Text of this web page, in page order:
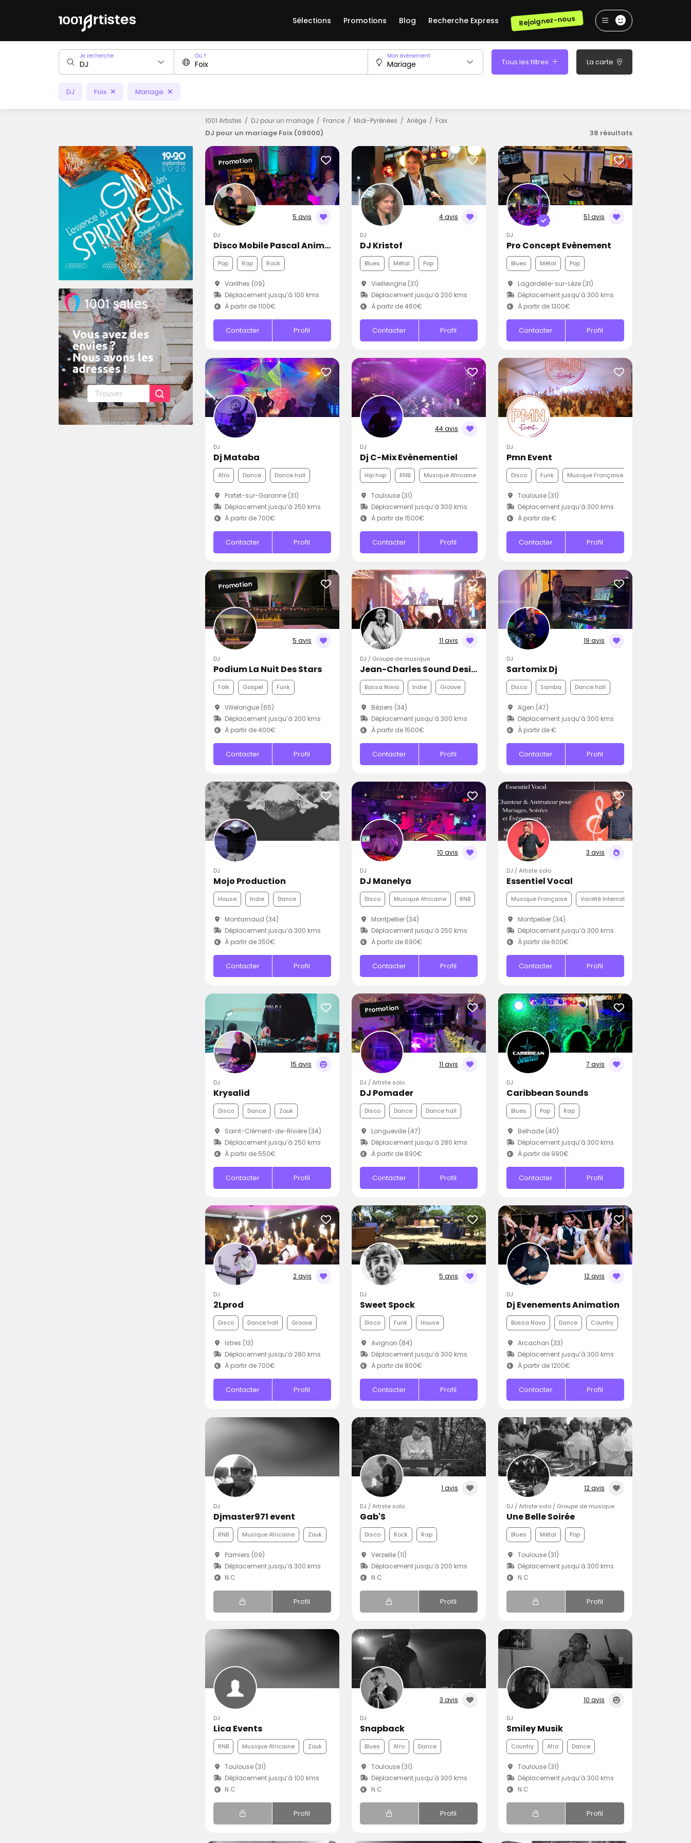
Sélections Promotions Blog Recherche Express Rejoignez-nous
Je recherche Où ? Mon événement
Tous les filtres La carte
DJ Foix Mariage
1001 Artistes DJ pour un mariage France Midi-Pyrénées Ariège Foix
DJ pour un mariage Foix (09000) 38 résultats
5 avis
Promotion
DJ
Disco Mobile Pascal Animation
Pop Rap Rock
Varilhes (09)
Déplacement jusqu’à 100 kms
À partir de 1100€
Contacter Profil
4 avis
DJ
DJ Kristof
Blues Métal Pop
Vieillevigne (31)
Déplacement jusqu’à 200 kms
À partir de 460€
Contacter Profil
51 avis
DJ
Pro Concept Evènement
Blues Métal Pop
Lagardelle-sur-Lèze (31)
Déplacement jusqu’à 300 kms
À partir de 1300€
Contacter Profil
DJ
Dj Mataba
Afro Dance Dance hall
Portet-sur-Garonne (31)
Déplacement jusqu’à 250 kms
À partir de 700€
Contacter Profil
44 avis
DJ
Dj C-Mix Evènementiel
Hip hop RNB Musique Africaine
Toulouse (31)
Déplacement jusqu’à 300 kms
À partir de 1500€
Contacter Profil
DJ
Pmn Event
Disco Funk Musique Française
Toulouse (31)
Déplacement jusqu’à 300 kms
À partir de €
Contacter Profil
5 avis
Promotion
DJ
Podium La Nuit Des Stars
Folk Gospel Funk
Villelongue (65)
Déplacement jusqu’à 200 kms
À partir de 400€
Contacter Profil
11 avis
DJ / Groupe de musique
Jean-Charles Sound Designer
Bossa Nova Indie Groove
Béziers (34)
Déplacement jusqu’à 300 kms
À partir de 1500€
Contacter Profil
19 avis
DJ
Sartomix Dj
Disco Samba Dance hall
Agen (47)
Déplacement jusqu’à 300 kms
À partir de €
Contacter Profil
DJ
Mojo Production
House Indie Dance
Montarnaud (34)
Déplacement jusqu’à 300 kms
À partir de 350€
Contacter Profil
10 avis
DJ
DJ Manelya
Disco Musique Africaine RNB
Montpellier (34)
Déplacement jusqu’à 250 kms
À partir de 690€
Contacter Profil
3 avis
DJ / Artiste solo
Essentiel Vocal
Musique Française Variété Internationale
Montpellier (34)
Déplacement jusqu’à 300 kms
À partir de 600€
Contacter Profil
15 avis
DJ
Krysalid
Disco Dance Zouk
Saint-Clément-de-Rivière (34)
Déplacement jusqu’à 250 kms
À partir de 550€
Contacter Profil
11 avis
Promotion
DJ / Artiste solo
DJ Pomader
Disco Dance Dance hall
Longueville (47)
Déplacement jusqu’à 280 kms
À partir de 890€
Contacter Profil
7 avis
DJ
Caribbean Sounds
Blues Pop Rap
Belhade (40)
Déplacement jusqu’à 300 kms
À partir de 990€
Contacter Profil
2 avis
DJ
2Lprod
Disco Dance hall Groove
Istres (13)
Déplacement jusqu’à 280 kms
À partir de 700€
Contacter Profil
5 avis
DJ
Sweet Spock
Disco Funk House
Avignon (84)
Déplacement jusqu’à 300 kms
À partir de 800€
Contacter Profil
12 avis
DJ
Dj Evenements Animation
Bossa Nova Dance Country
Arcachon (33)
Déplacement jusqu’à 300 kms
À partir de 1200€
Contacter Profil
DJ
Djmaster971 event
RNB Musique Africaine Zouk
Pamiers (09)
Déplacement jusqu’à 300 kms
N.C
Profil
1 avis
DJ / Artiste solo
Gab'S
Disco Rock Rap
Verzeille (11)
Déplacement jusqu’à 200 kms
N.C
Profil
12 avis
DJ / Artiste solo / Groupe de musique
Une Belle Soirée
Blues Métal Pop
Toulouse (31)
Déplacement jusqu’à 300 kms
N.C
Profil
DJ
Lica Events
RNB Musique Africaine Zouk
Toulouse (31)
Déplacement jusqu’à 100 kms
N.C
Profil
3 avis
DJ
Snapback
Blues Afro Dance
Toulouse (31)
Déplacement jusqu’à 300 kms
N.C
Profil
10 avis
DJ
Smiley Musik
Country Afro Dance
Toulouse (31)
Déplacement jusqu’à 300 kms
N.C
Profil